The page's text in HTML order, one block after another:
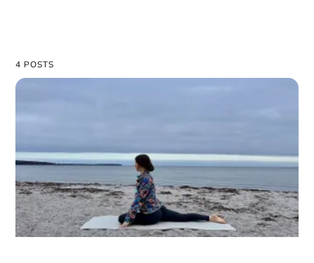
4 POSTS